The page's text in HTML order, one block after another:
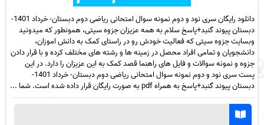
دانلود رایگان سری نود و دوم نمونه سوال امتحانی ریاضی دوم دبستان- خرداد 1401-
دبستان پیوند گنبد+پاسخ سلام به همه عزیزان جزوه سیتی، همونطور که میدونید
وبسایت جزوه سیتی که فعالیت خودش رو در راستای کمک به دانش اموزان،
دانشجویان و تمامی افراد محصل در زمینه ها و رشته های مختلف کرده و با قرار دادن
جزوه و نمونه سوالات و فایل های راهنما قصد کمک به این عزیزان را دارد. در این
پست سری نود و دوم نمونه سوال امتحانی ریاضی دوم دبستان- خرداد 1401-
دبستان پیوند گنبد+پاسخ به همراه pdf به صورت رایگان قرار داده شده است. شما ...